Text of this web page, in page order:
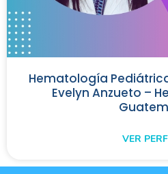
Hematología
Evelyn Anzueto –
VER